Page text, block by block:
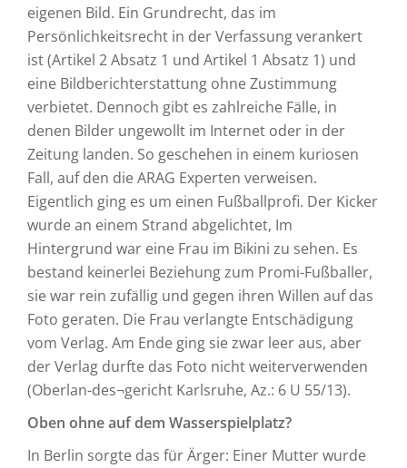
eigenen Bild. Ein Grundrecht, das im
Persönlichkeitsrecht in der Verfassung verankert
ist (Artikel 2 Absatz 1 und Artikel 1 Absatz 1) und
eine Bildberichterstattung ohne Zustimmung
verbietet. Dennoch gibt es zahlreiche Fälle, in
denen Bilder ungewollt im Internet oder in der
Zeitung landen. So geschehen in einem kuriosen
Fall, auf den die ARAG Experten verweisen.
Eigentlich ging es um einen Fußballprofi. Der Kicker
wurde an einem Strand abgelichtet, Im
Hintergrund war eine Frau im Bikini zu sehen. Es
bestand keinerlei Beziehung zum Promi-Fußballer,
sie war rein zufällig und gegen ihren Willen auf das
Foto geraten. Die Frau verlangte Entschädigung
vom Verlag. Am Ende ging sie zwar leer aus, aber
der Verlag durfte das Foto nicht weiterverwenden
(Oberlan-des¬gericht Karlsruhe, Az.: 6 U 55/13).
Oben ohne auf dem Wasserspielplatz?
In Berlin sorgte das für Ärger: Einer Mutter wurde